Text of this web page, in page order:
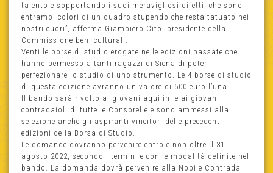
talento e sopportando i suoi meravigliosi difetti, che sono
entrambi colori di un quadro stupendo che resta tatuato nei
nostri cuori”, afferma Giampiero Cito, presidente della
Commissione beni culturali.
Venti le borse di studio erogate nelle edizioni passate che
hanno permesso a tanti ragazzi di Siena di poter
perfezionare lo studio di uno strumento. Le 4 borse di studio
di questa edizione avranno un valore di 500 euro l’una
Il bando sarà rivolto ai giovani aquilini e ai giovani
contradaioli di tutte le Consorelle e sono ammessi alla
selezione anche gli aspiranti vincitori delle precedenti
edizioni della Borsa di Studio.
Le domande dovranno pervenire entro e non oltre il 31
agosto 2022, secondo i termini e con le modalità definite nel
bando. La domanda dovrà pervenire alla Nobile Contrada